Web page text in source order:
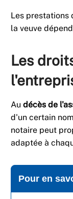
Les prestations
la veuve
Les
Au décès de
d'un certain
notaire peut
adaptée à
Pour en